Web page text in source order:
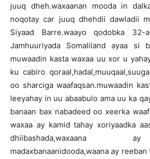
juuq dheh.waxaanan mooda in
noqotay car juuq dhehdii dawladii
Siyaad Barre.waayo qodobka 32-
Jamhuuriyada Somaliland ayaa si
muwaadin kasta waxaa uu xor u
ku cabiro
oo sharciga waafaqsan.muwaadin
leeyahay in uu abaabulo ama uu ka
banaan bax nabadeed oo xeerka
waxaa ay kamid tahay xoriyaadka
dhiibashada,waxaana
madaxbanaanidooda,waana ay